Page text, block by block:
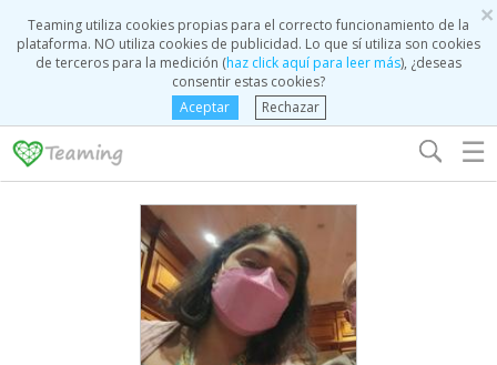
×
Teaming utiliza cookies propias para el correcto funcionamiento de la
plataforma. NO utiliza cookies de publicidad. Lo que sí utiliza son cookies
de terceros para la medición (haz click aquí para leer más), ¿deseas
consentir estas cookies?
Aceptar
Rechazar
☰